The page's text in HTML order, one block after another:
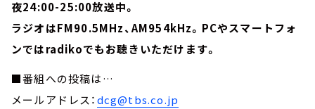
夜24:00-25:00放送中。
ラジオはFM90.5MHz、AM954kHz。PCやスマートフォ
ンではradikoでもお聴きいただけます。
■番組への投稿は…
メールアドレス：dcg@tbs.co.jp